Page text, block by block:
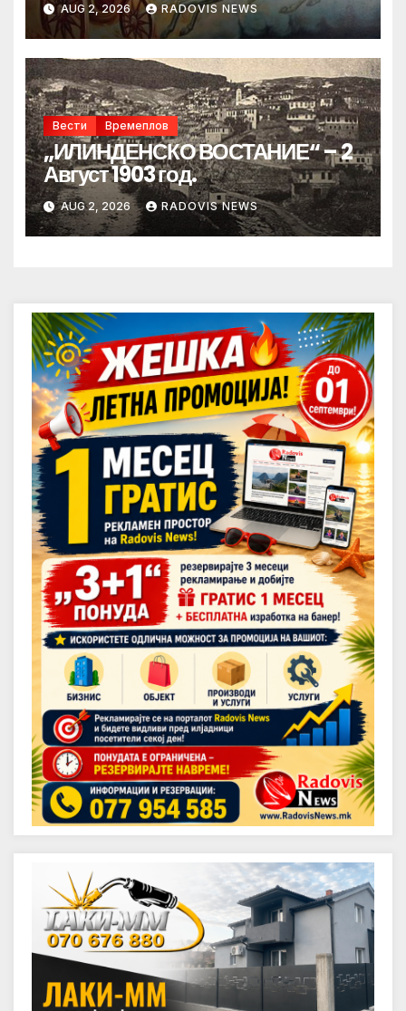
AUG 2, 2026 RADOVIS NEWS
Вести Времеплов
„ИЛИНДЕНСКО ВОСТАНИЕ“ – 2
Август 1903 год.
AUG 2, 2026 RADOVIS NEWS